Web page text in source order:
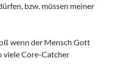
bzw. müssen meiner
wenn der Mensch Gott
viele Core-Catcher